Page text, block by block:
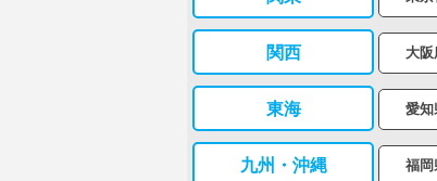
関西 大阪
東海 愛知
九州・沖縄 福岡